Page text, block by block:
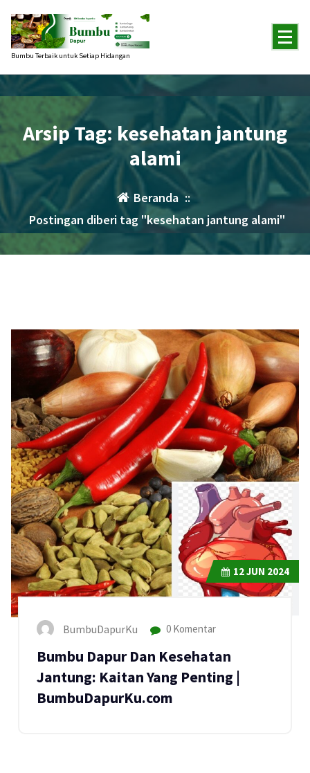
konten
Bumbu Terbaik untuk Setiap Hidangan
Arsip Tag: kesehatan jantung
alami
Beranda ::
Postingan diberi tag "kesehatan jantung alami"
12JUN 2024
BumbuDapurKu 0 Komentar
Bumbu Dapur Dan Kesehatan
Jantung: Kaitan Yang Penting |
BumbuDapurKu.com